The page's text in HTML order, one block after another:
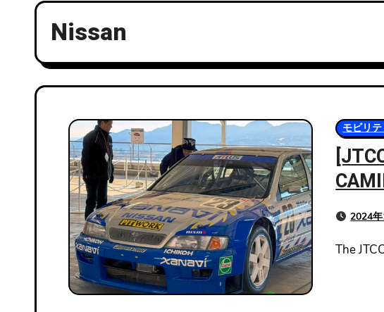
Nissan
モビリテ
ーミ
2024
The